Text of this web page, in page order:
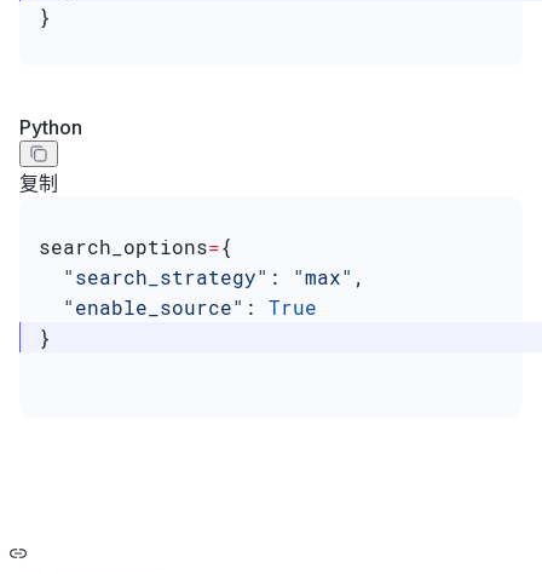
}
Python
复制
search_options={
  "search_strategy"
: "max" ,
  "enable_source"
: True
}